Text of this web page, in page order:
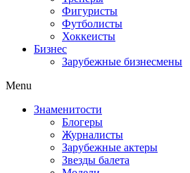
Фигуристы
Футболисты
Хоккеисты
Бизнес
Зарубежные бизнесмены
Menu
Знаменитости
Блогеры
Журналисты
Зарубежные актеры
Звезды балета